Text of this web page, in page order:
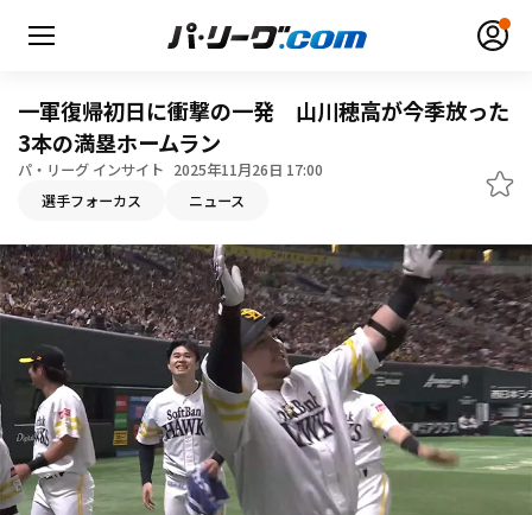
HOME
動画
日程・結果
順位表･成績
1軍公式戦
選手名鑑
一軍復帰初日に衝撃の一発 山川穂高が今季放った
3本の満塁ホームラン
パ・リーグ インサイト 2025年11月26日 17:00
選手フォーカス ニュース